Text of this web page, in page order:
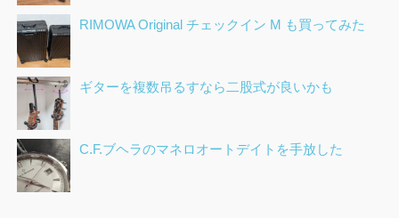
RIMOWA Original チェックイン M も買ってみた
ギターを複数吊るすなら二股式が良いかも
C.F.ブヘラのマネロオートデイトを手放した